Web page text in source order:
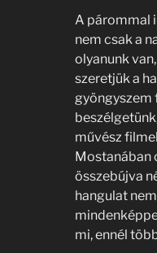
A párommal
nem csak a
olyanunk
szeretjük a
gyöngyszem
művész
Mostanában
összebújva
hangulat
mi, ennél